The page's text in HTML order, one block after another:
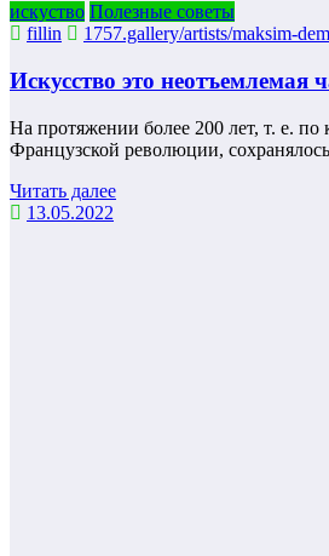
искуство Полезные советы
fillin
1757.gallery/artists/maksim-
Искусство это неотъемлемая
На протяжении более 200 лет, т. е. по
Французской революции,
Читать далее
13.05.2022